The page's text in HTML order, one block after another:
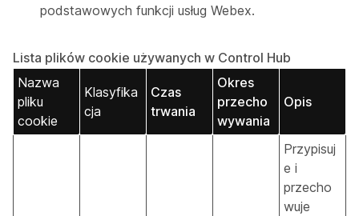
podstawowych funkcji usług Webex.
Lista plików cookie używanych w Control Hub
Nazwa
pliku
cookie
Klasyfika
cja
Czas
trwania
Okres
przecho
wywania
Opis
Przypisuj
e i
przecho
wuje